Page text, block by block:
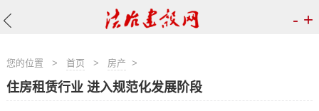
- +
您的位置 > 首页 > 房产 >
住房租赁行业 进入规范化发展阶段